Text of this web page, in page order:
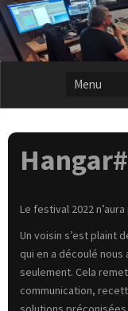
Le festival 2022
Un voisin s’est plaint
qui en a découlé nous
seulement. Cela
communication,